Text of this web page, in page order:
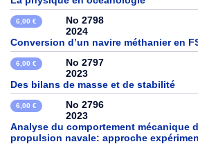
6,00 €
No 2798
2024
Conversion d’un navire méthanier en
6,00 €
No 2797
2023
Des bilans de masse et de stabilité
6,00 €
No 2796
2023
Analyse du comportement mécanique
propulsion navale: approche